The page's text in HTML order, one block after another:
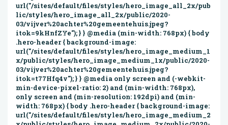
url("/sites/default/files/styles/hero_image_all_2x/pub
lic/styles/hero_image_all_2x/public/2020-
03/vijver%20achter%20gemeentehuis.jpeg?
itok=9kHnfZYe"); } } @media (min-width: 768px) { body
.hero-header { background-image:
url("/sites/default/files/styles/hero_image_medium_1
x/public/styles/hero_image_medium_1x/public/2020-
03/vijver%20achter%20gemeentehuis.jpeg?
itok=t77Hfq4v"); } } @media only screen and (-webkit-
min-device-pixel-ratio: 2) and (min-width: 768px),
only screen and (min-resolution: 192dpi) and (min-
width: 768px) { body .hero-header { background-image:
url("/sites/default/files/styles/hero_image_medium_2